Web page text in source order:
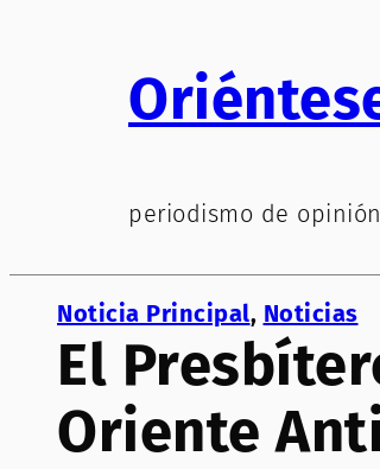
periodismo de opinión
Noticia Principal, Noticias
El
Oriente